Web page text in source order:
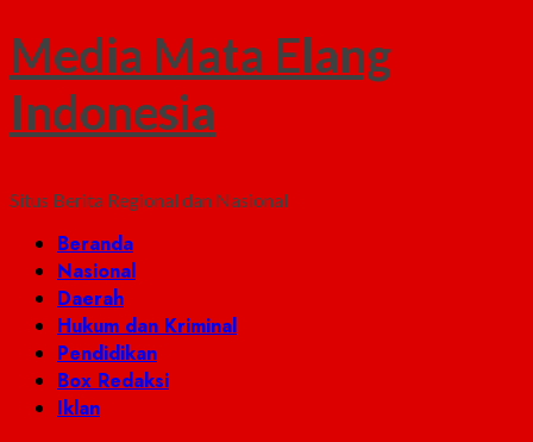
Media Mata Elang
Indonesia
Situs Berita Regional dan Nasional
Primary
Menu
Beranda
Nasional
Daerah
Hukum dan Kriminal
Pendidikan
Box Redaksi
Iklan